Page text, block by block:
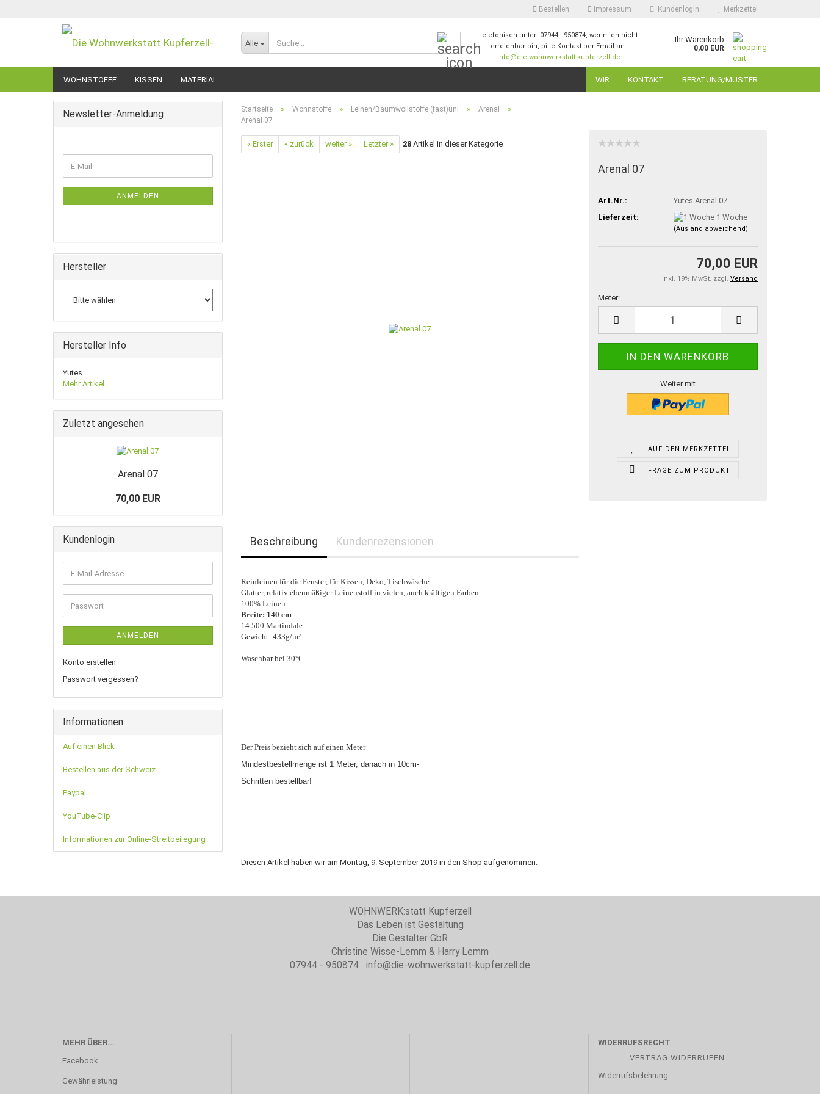
Bestellen Impressum Kundenlogin Merkzettel
Alle
Suche...telefonisch unter: 07944 - 950874, wenn ich nicht
erreichbar bin, bitte Kontakt per Email an
info@die-wohnwerkstatt-kupferzell.de
Ihr Warenkorb
0,00 EUR
WOHNSTOFFE KISSEN MATERIAL WIR KONTAKT BERATUNG/MUSTER
Startseite » Wohnstoffe » Leinen/Baumwollstoffe (fast)uni » Arenal »
Arenal 07
« Erster « zurück weiter » Letzter » 28Artikel in dieser Kategorie
Arenal 07
Art.Nr.:
Yutes Arenal 07
Lieferzeit:
1 Woche
(Ausland abweichend)
70,00 EUR
inkl. 19% MwSt. zzgl. Versand
Meter:
Meter
Weiter mit
AUF DEN MERKZETTEL
FRAGE ZUM PRODUKT
Beschreibung Kundenrezensionen
Reinleinen für die Fenster, für Kissen, Deko, Tischwäsche......
Glatter, relativ ebenmäßiger Leinenstoff in vielen, auch kräftigen Farben
100% Leinen
Breite: 140 cm
14.500 Martindale
Gewicht: 433g/m²
Waschbar bei 30°C
Der Preis bezieht sich auf einen Meter
Mindestbestellmenge ist 1 Meter, danach in 10cm-
Schritten bestellbar!
Diesen Artikel haben wir am Montag, 9. September 2019 in den Shop aufgenommen.
Newsletter-Anmeldung
ZUR
E-
Mail
ANMELDEN
Hersteller
Hersteller Info
Yutes
Mehr Artikel
Zuletzt angesehen
Arenal 07
70,00 EUR
Kundenlogin
E-
Mail-
Adresse
Passwort
ANMELDEN
Konto erstellen
Passwort vergessen?
Informationen
Auf einen Blick
Bestellen aus der Schweiz
Paypal
YouTube-Clip
Informationen zur Online-Streitbeilegung
WOHNWERK:statt Kupferzell
Das Leben ist Gestaltung
Die Gestalter GbR
Christine Wisse-Lemm & Harry Lemm
07944 - 950874 info@die-wohnwerkstatt-kupferzell.de
MEHR ÜBER...
Facebook
Gewährleistung
WIDERRUFSRECHT
VERTRAG WIDERRUFEN
Widerrufsbelehrung